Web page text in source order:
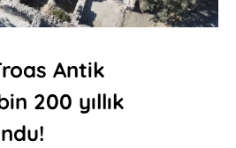
Antik
200 yıllık